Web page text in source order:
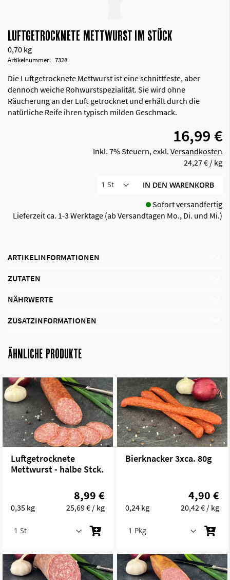
LUFTGETROCKNETE METTWURST IM STÜCK
0,70 kg
Artikelnummer 7328
Die Luftgetrocknete Mettwurst ist eine schnittfeste, aber
dennoch weiche Rohwurstspezialität. Sie wird ohne
Räucherung an der Luft getrocknet und erhält durch die
natürliche Reife ihren typisch milden Geschmack.
16,99 €
Inkl. 7% Steuern, exkl. Versandkosten
24,27 € / kg
IN DEN WARENKORB
Sofort versandfertig
Lieferzeit ca. 1-3 Werktage (ab Versandtagen Mo., Di. und Mi.)
ARTIKELINFORMATIONEN
ZUTATEN
NÄHRWERTE
ZUSATZINFORMATIONEN
ÄHNLICHE PRODUKTE
Luftgetrocknete
Mettwurst - halbe Stck.
0,35 kg
8,99 €
25,69 €/ kg
Bierknacker 3xca. 80g
0,24 kg
4,90 €
20,42 €/ kg